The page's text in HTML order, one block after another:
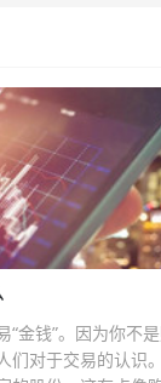
“金钱”。因为你不
们对于交易的认识